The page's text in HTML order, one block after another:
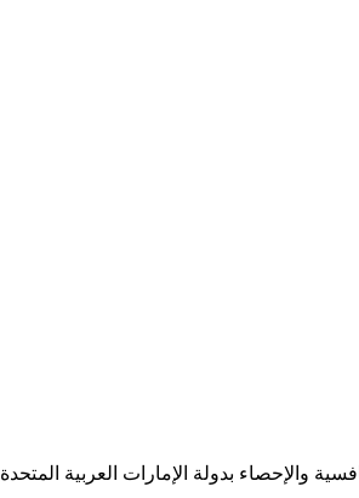
والإحصاء بدولة الإمارات العربية المتحدة